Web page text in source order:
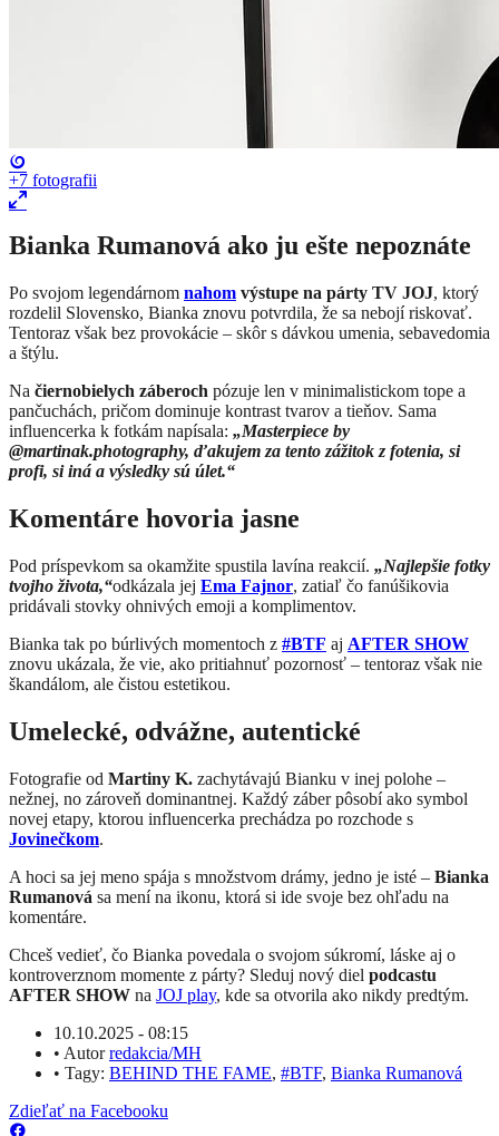
+7 fotografii
Bianka Rumanová ako ju ešte nepoznáte
Po svojom legendárnom nahom výstupe na párty TV JOJ, ktorý
rozdelil Slovensko, Bianka znovu potvrdila, že sa nebojí riskovať.
Tentoraz však bez provokácie – skôr s dávkou umenia, sebavedomia
a štýlu.
Na čiernobielych záberoch pózuje len v minimalistickom tope a
pančuchách, pričom dominuje kontrast tvarov a tieňov. Sama
influencerka k fotkám napísala: „Masterpiece by
@martinak.photography, ďakujem za tento zážitok z fotenia, si
profi, si iná a výsledky sú úlet.“
Komentáre hovoria jasne
Pod príspevkom sa okamžite spustila lavína reakcií. „Najlepšie fotky
tvojho života,“odkázala jej Ema Fajnor, zatiaľ čo fanúšikovia
pridávali stovky ohnivých emoji a komplimentov.
Bianka tak po búrlivých momentoch z #BTF aj AFTER SHOW
znovu ukázala, že vie, ako pritiahnuť pozornosť – tentoraz však nie
škandálom, ale čistou estetikou.
Umelecké, odvážne, autentické
Fotografie od Martiny K. zachytávajú Bianku v inej polohe –
nežnej, no zároveň dominantnej. Každý záber pôsobí ako symbol
novej etapy, ktorou influencerka prechádza po rozchode s
Jovinečkom.
A hoci sa jej meno spája s množstvom drámy, jedno je isté – Bianka
Rumanová sa mení na ikonu, ktorá si ide svoje bez ohľadu na
komentáre.
Chceš vedieť, čo Bianka povedala o svojom súkromí, láske aj o
kontroverznom momente z párty? Sleduj nový diel podcastu
AFTER SHOW na JOJ play, kde sa otvorila ako nikdy predtým.
10.10.2025 - 08:15
• Autorredakcia/MH
• Tagy: BEHIND THE FAME, #BTF, Bianka Rumanová
Zdieľať na Facebooku